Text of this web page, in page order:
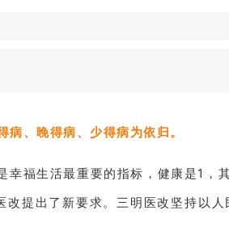
、晚得病、少得病为依归。
福生活最重要的指标，健康是1，
提出了新要求。三明医改坚持以